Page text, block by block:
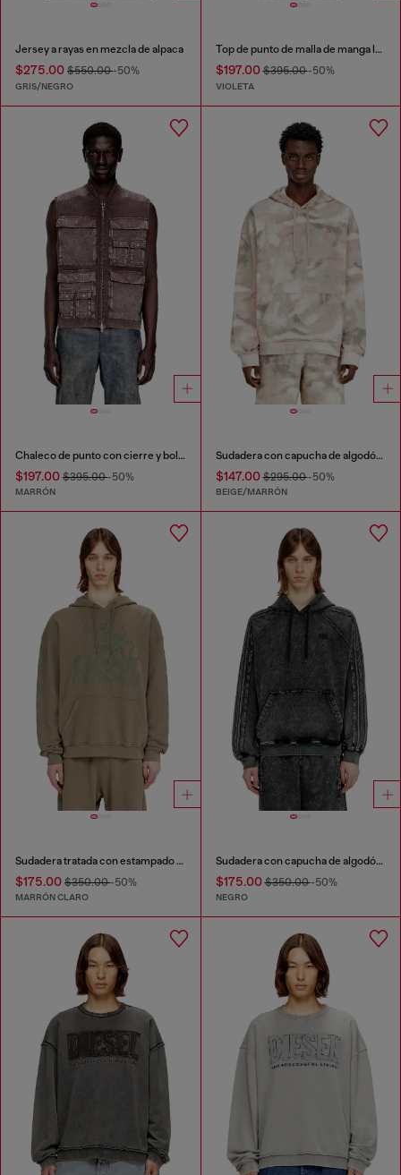
Jersey a rayas en mezcla de alpaca
$275.00 $550.00-50%
GRIS/NEGRO
Top de punto de malla de manga larga
$197.00$395.00-50%
VIOLETA
Chaleco de punto con cierre y bolsillos cargo
$197.00 $395.00-50%
MARRÓN
Sudadera con capucha de algodón orgánico con estampado de camuflaje
$147.00$295.00-50%
BEIGE/MARRÓN
Sudadera tratada con estampado de grifo
$175.00 $350.00-50%
MARRÓN CLARO
Sudadera con capucha de algodón lavado con bordado de Oval D
$175.00$350.00-50%
NEGRO